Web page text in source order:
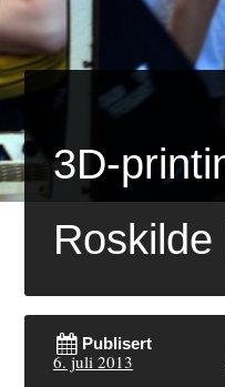
3D-
Roskilde
Publisert
6. juli 2013